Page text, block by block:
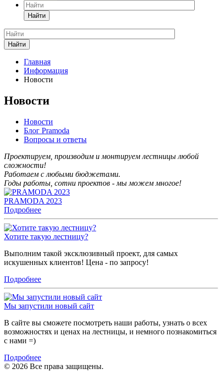
Найти
Найти
Главная
Информация
Новости
Новости
Новости
Блог Pramoda
Вопросы и ответы
Проектируем, производим и монтируем лестницы любой
сложности!
Работаем с любыми бюджетами.
Годы работы, сотни проектов - мы можем многое!
PRAMODA 2023
Подробнее
Хотите такую лестницу?
Выполним такой эксклюзивный проект, для самых
искушенных клиентов! Цена - по запросу!
Подробнее
Мы запустили новый сайт
В сайте вы сможете посмотреть наши работы, узнать о всех
возможностях и ценах на лестницы, и немного познакомиться
с нами =)
Подробнее
© 2026 Все права защищены.